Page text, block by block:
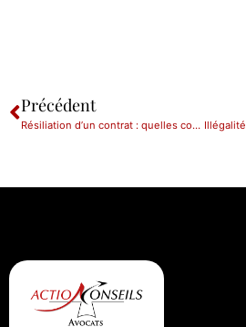
Précédent
Résiliation d’un contrat : quelles conséquences sur les contrats interdépendants ?